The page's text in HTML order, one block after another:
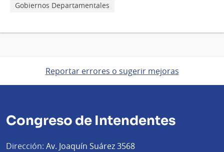
Gobiernos Departamentales
Reportar errores o sugerir mejoras
Congreso de Intendentes
Dirección: Av. Joaquín Suárez 3568